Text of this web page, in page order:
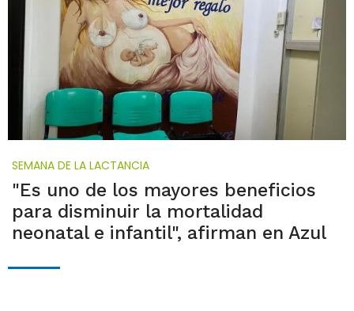
SEMANA DE LA LACTANCIA
"Es uno de los mayores beneficios
para disminuir la mortalidad
neonatal e infantil", afirman en Azul